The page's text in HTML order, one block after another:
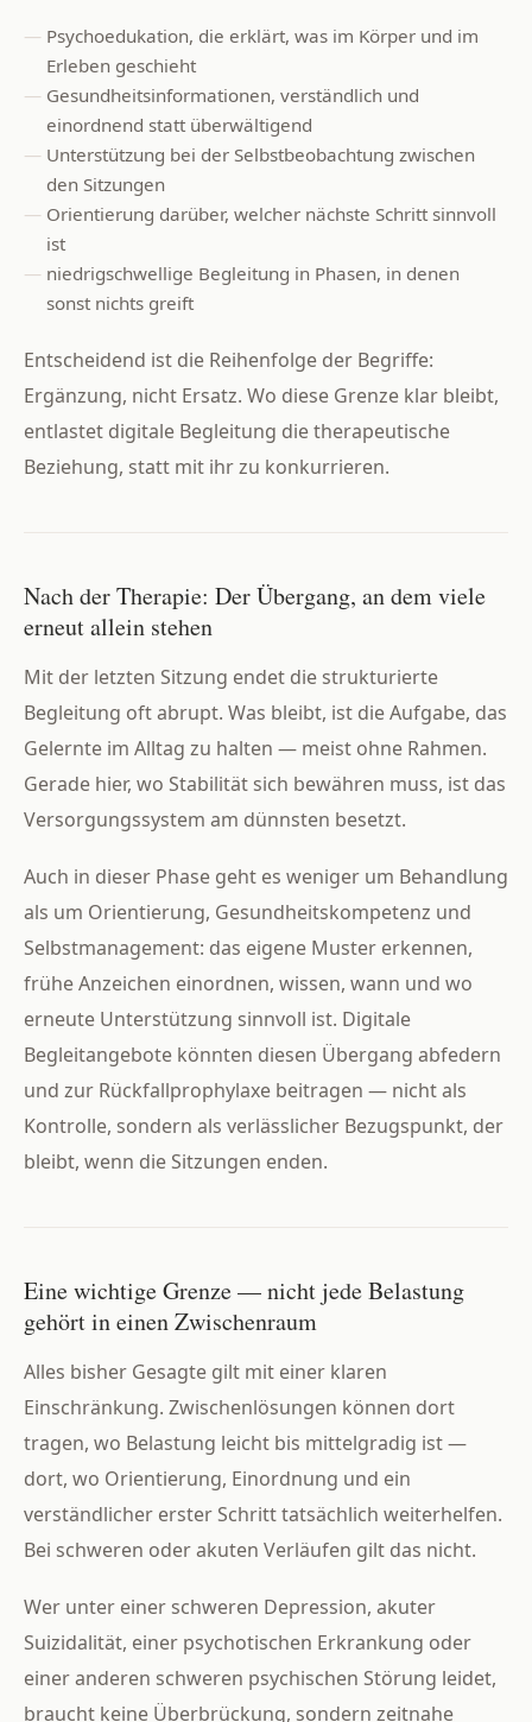
Psychoedukation, die erklärt, was im Körper und im
Erleben geschieht
Gesundheitsinformationen, verständlich und
einordnend statt überwältigend
Unterstützung bei der Selbstbeobachtung zwischen
den Sitzungen
Orientierung darüber, welcher nächste Schritt sinnvoll
ist
niedrigschwellige Begleitung in Phasen, in denen
sonst nichts greift
Entscheidend ist die Reihenfolge der Begriffe:
Ergänzung, nicht Ersatz. Wo diese Grenze klar bleibt,
entlastet digitale Begleitung die therapeutische
Beziehung, statt mit ihr zu konkurrieren.
Nach der Therapie: Der Übergang, an dem viele
erneut allein stehen
Mit der letzten Sitzung endet die strukturierte
Begleitung oft abrupt. Was bleibt, ist die Aufgabe, das
Gelernte im Alltag zu halten — meist ohne Rahmen.
Gerade hier, wo Stabilität sich bewähren muss, ist das
Versorgungssystem am dünnsten besetzt.
Auch in dieser Phase geht es weniger um Behandlung
als um Orientierung, Gesundheitskompetenz und
Selbstmanagement: das eigene Muster erkennen,
frühe Anzeichen einordnen, wissen, wann und wo
erneute Unterstützung sinnvoll ist. Digitale
Begleitangebote könnten diesen Übergang abfedern
und zur Rückfallprophylaxe beitragen — nicht als
Kontrolle, sondern als verlässlicher Bezugspunkt, der
bleibt, wenn die Sitzungen enden.
Eine wichtige Grenze — nicht jede Belastung
gehört in einen Zwischenraum
Alles bisher Gesagte gilt mit einer klaren
Einschränkung. Zwischenlösungen können dort
tragen, wo Belastung leicht bis mittelgradig ist —
dort, wo Orientierung, Einordnung und ein
verständlicher erster Schritt tatsächlich weiterhelfen.
Bei schweren oder akuten Verläufen gilt das nicht.
Wer unter einer schweren Depression, akuter
Suizidalität, einer psychotischen Erkrankung oder
einer anderen schweren psychischen Störung leidet,
braucht keine Überbrückung, sondern zeitnahe